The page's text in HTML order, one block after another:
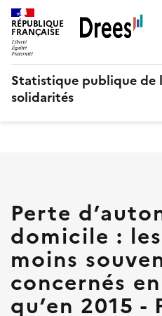
Aller
au
contenu
principal
RÉPUBLIQUE
FRANÇAISE
Statistique publique de
solidarités
Perte
domicile :
moins
concernés
qu’en 2015 -